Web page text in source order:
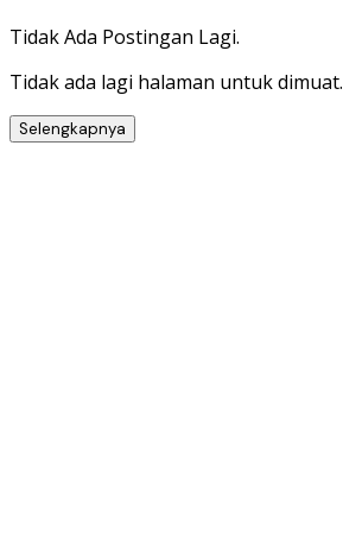
Tidak Ada Postingan Lagi.
Tidak ada lagi halaman untuk dimuat.
Selengkapnya